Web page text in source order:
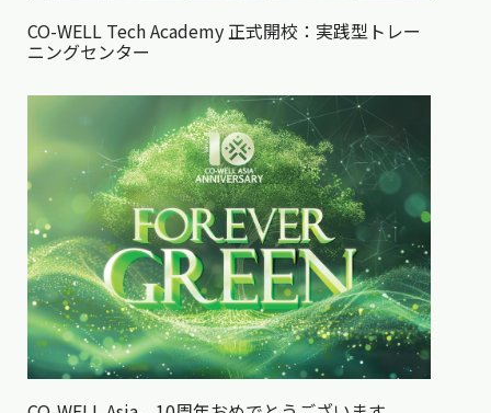
CO-WELL Tech Academy 正式開校：実践型トレー
ニングセンター